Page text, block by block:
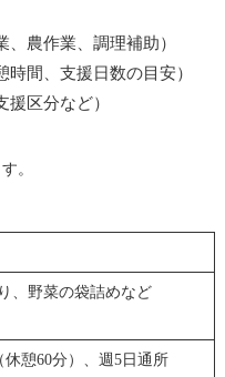
農作業、調理補助）
間、支援日数の目安）
区分など）
。
、野菜の袋詰めなど
休憩60分）、週5日通所